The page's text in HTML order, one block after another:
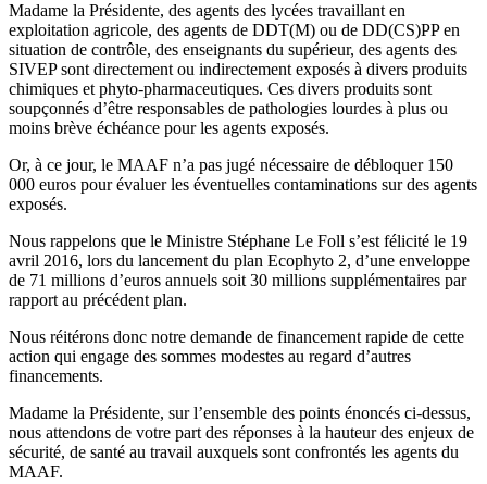
Madame la Présidente, des agents des lycées travaillant en
exploitation agricole, des agents de DDT(M) ou de DD(CS)PP en
situation de contrôle, des enseignants du supérieur, des agents des
SIVEP sont directement ou indirectement exposés à divers produits
chimiques et phyto-pharmaceutiques. Ces divers produits sont
soupçonnés d’être responsables de pathologies lourdes à plus ou
moins brève échéance pour les agents exposés.
Or, à ce jour, le MAAF n’a pas jugé nécessaire de débloquer 150
000 euros pour évaluer les éventuelles contaminations sur des agents
exposés.
Nous rappelons que le Ministre Stéphane Le Foll s’est félicité le 19
avril 2016, lors du lancement du plan Ecophyto 2, d’une enveloppe
de 71 millions d’euros annuels soit 30 millions supplémentaires par
rapport au précédent plan.
Nous réitérons donc notre demande de financement rapide de cette
action qui engage des sommes modestes au regard d’autres
financements.
Madame la Présidente, sur l’ensemble des points énoncés ci-dessus,
nous attendons de votre part des réponses à la hauteur des enjeux de
sécurité, de santé au travail auxquels sont confrontés les agents du
MAAF.